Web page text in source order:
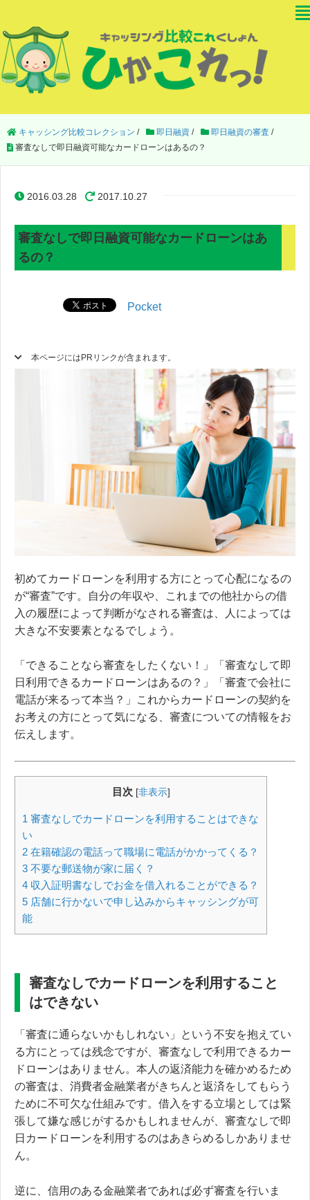
キャッシング比較コレクション / 即日融資 / 即日融資の審査 /
審査なしで即日融資可能なカードローンはあるの？
2016.03.28 2017.10.27
審査なしで即日融資可能なカードローンはあ
るの？
Pocket
本ページにはPRリンクが含まれます。
初めてカードローンを利用する方にとって心配になるの
が“審査”です。
自分の年収や、これまでの他社からの借
入の履歴によって判断がなされる審査は、人によっては
大きな不安要素となるでしょう。
「できることなら審査をしたくない！」「審査なして即
日利用できるカードローンはあるの？」「審査で会社に
電話が来るって本当？」これからカードローンの契約を
お考えの方にとって気になる、審査についての情報をお
伝えします。
目次 [非表示]
1 審査なしでカードローンを利用することはできな
い
2 在籍確認の電話って職場に電話がかかってくる？
3 不要な郵送物が家に届く？
4 収入証明書なしでお金を借入れることができる？
5 店舗に行かないで申し込みからキャッシングが可
能
審査なしでカードローンを利用すること
はできない
「審査に通らないかもしれない」という不安を抱えてい
る方にとっては残念ですが、審査なしで利用できるカー
ドローンはありません。本人の返済能力を確かめるため
の審査は、 消費者金融業者がきちんと返済をしてもらう
ために不可欠な仕組みです。 借入をする立場としては緊
張して嫌な感じがするかもしれませんが、審査なしで即
日カードローンを利用するのはあきらめるしかありませ
ん。
逆に、信用のある金融業者であれば必ず審査を行いま